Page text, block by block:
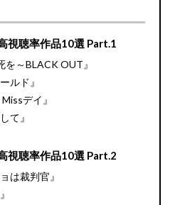
視聴率作品10選 Part.1
～BLACK OUT』
ルド』
デイ』
て』
視聴率作品10選 Part.2
は裁判官』